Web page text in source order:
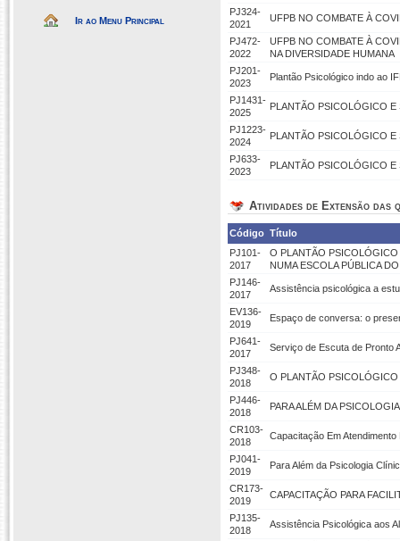
Ir ao Menu Principal
PJ324-
2021
UFPB NO COMBATE À
PJ472-
2022
UFPB NO COMBATE À
NA DIVERSIDADE HUMANA
PJ201-
2023
Plantão Psicológico indo ao
PJ1431-
2025
PLANTÃO PSICOLÓGICO E
PJ1223-
2024
PLANTÃO PSICOLÓGICO E
PJ633-
2023
PLANTÃO PSICOLÓGICO E
Atividades de Extensão das
Código Título
PJ101-
2017
O PLANTÃO PSICOLÓGICO
NUMA ESCOLA PÚBLICA
PJ146-
2017
Assistência psicológica a
EV136-
2019
Espaço de conversa: o
PJ641-
2017
Serviço de Escuta de Pronto
PJ348-
2018
O PLANTÃO PSICOLÓGICO
PJ446-
2018
PARA ALÉM DA
CR103-
2018
Capacitação Em
PJ041-
2019
Para Além da Psicologia
CR173-
2019
CAPACITAÇÃO PARA
PJ135-
2018
Assistência Psicológica aos